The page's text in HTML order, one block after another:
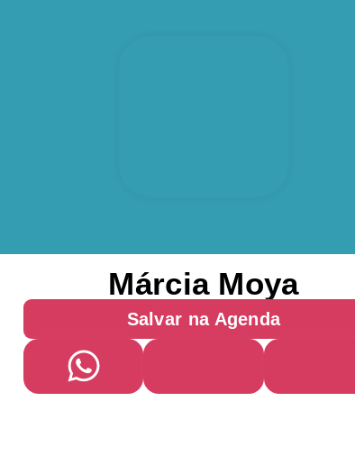
Márcia Moya
Salvar na Agenda